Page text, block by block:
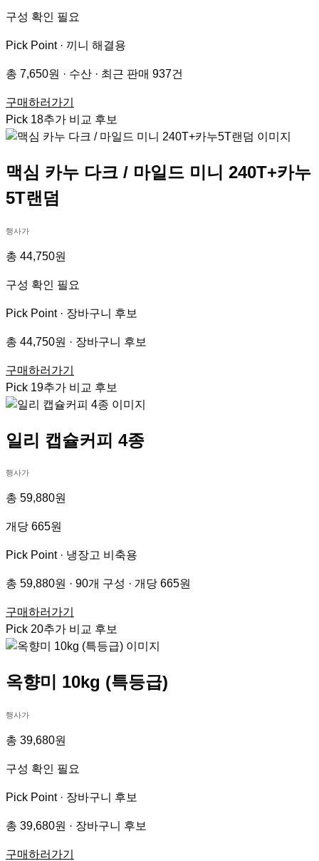
구성 확인 필요
Pick Point · 끼니 해결용
총 7,650원 · 수산 · 최근 판매 937건
구매하러가기
Pick 18추가 비교 후보
맥심 카누 다크 / 마일드 미니 240T+카누
5T랜덤
행사가
총 44,750원
구성 확인 필요
Pick Point · 장바구니 후보
총 44,750원 · 장바구니 후보
구매하러가기
Pick 19추가 비교 후보
일리 캡슐커피 4종
행사가
총 59,880원
개당 665원
Pick Point · 냉장고 비축용
총 59,880원 · 90개 구성 · 개당 665원
구매하러가기
Pick 20추가 비교 후보
옥향미 10kg (특등급)
행사가
총 39,680원
구성 확인 필요
Pick Point · 장바구니 후보
총 39,680원 · 장바구니 후보
구매하러가기